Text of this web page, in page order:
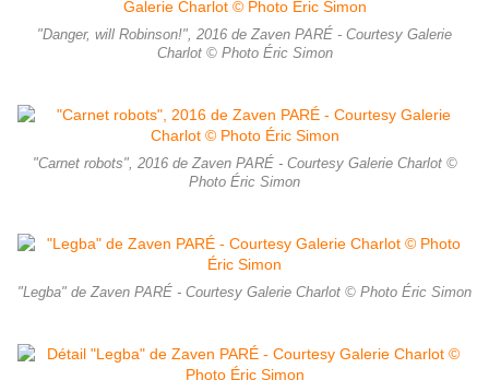
"Danger, will Robinson!", 2016 de Zaven PARÉ - Courtesy Galerie
Charlot © Photo Éric Simon
"Carnet robots", 2016 de Zaven PARÉ - Courtesy Galerie Charlot ©
Photo Éric Simon
"Legba" de Zaven PARÉ - Courtesy Galerie Charlot © Photo Éric Simon